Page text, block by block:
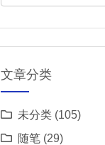
文章分类
未分类(105)
随笔(29)